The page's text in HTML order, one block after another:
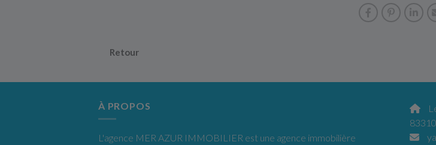
Retour
À PROPOS
L'agence MER AZUR IMMOBILIER est une agence immobilière